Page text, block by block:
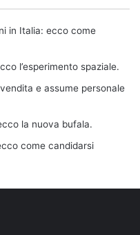
in Italia: ecco come
l’esperimento spaziale.
e assume personale
la nuova bufala.
come candidarsi